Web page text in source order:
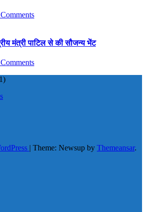
मंत्री पाटिल से की सौजन्य भेंट
| Theme: Newsup by Themeansar.